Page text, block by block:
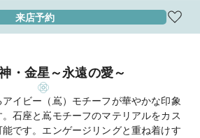
来店予約
・金星～永遠の愛～
イビー（嶌）モチーフが華やかな印象
石座と嶌モチーフのマテリアルをカス
です。エンゲージリングと重ね着けす